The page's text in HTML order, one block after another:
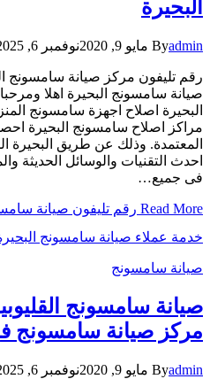
البحيرة
Byadmin مايو 9, 2020 نوفمبر 6, 2025
صيانة سامسونج البحيرة اهلا
البحيرة اصلاح اجهزة سامسونج
مراكز اصلاح سامسونج البحيرة
المعتمدة. وذلك عن طريق البحيرة
احدث التقنيات والوسائل الحديثة
فى جميع…
Read More
خدمة عملاء صيانة سامسونج
صيانة سامسونج
مركز صيانة سامسونج
Byadmin مايو 9, 2020 نوفمبر 6, 2025